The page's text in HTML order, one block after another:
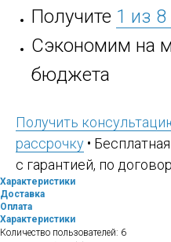
Получите 1 из
Сэкономим на
бюджета
Получить
рассрочку •
с гарантией, по
Характеристики
Доставка
Оплата
Характеристики
Количество пользователей: 6